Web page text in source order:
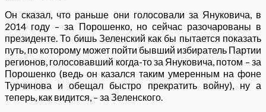
Он сказал, что раньше они голосовали за Януковича, в
2014 году – за Порошенко, но сейчас разочарованы в
президенте. То бишь Зеленский как бы пытается показать
путь, по которому может пойти бывший избиратель Партии
регионов, голосовавший когда-то за Януковича, потом – за
Порошенко (ведь он казался таким умеренным на фоне
Турчинова и обещал быстро прекратить войну), ну а
теперь, как видится, – за Зеленского.